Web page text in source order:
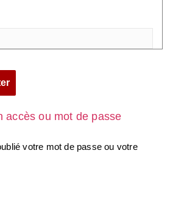
accès ou mot de passe
votre mot de passe ou votre